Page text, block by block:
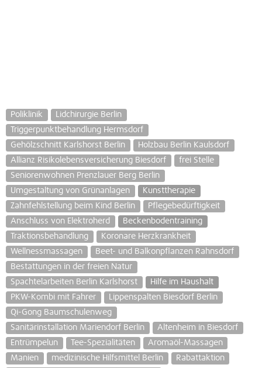
Poliklinik
Lidchirurgie Berlin
Triggerpunktbehandlung Hermsdorf
Gehölzschnitt Karlshorst Berlin
Holzbau Berlin Kaulsdorf
Allianz Risikolebensversicherung Biesdorf
frei Stelle
Seniorenwohnen Prenzlauer Berg Berlin
Umgestaltung von Grünanlagen
Kunsttherapie
Zahnfehlstellung beim Kind Berlin
Pflegebedürftigkeit
Anschluss von Elektroherd
Beckenbodentraining
Traktionsbehandlung
Koronare Herzkrankheit
Wellnessmassagen
Beet- und Balkonpflanzen Rahnsdorf
Bestattungen in der freien Natur
Spachtelarbeiten Berlin Karlshorst
Hilfe im Haushalt
PKW-Kombi mit Fahrer
Lippenspalten Biesdorf Berlin
Qi-Gong Baumschulenweg
Sanitärinstallation Mariendorf Berlin
Altenheim in Biesdorf
Entrümpelun
Tee-Spezialitäten
Aromaöl-Massagen
Manien
medizinische Hilfsmittel Berlin
Rabattaktion